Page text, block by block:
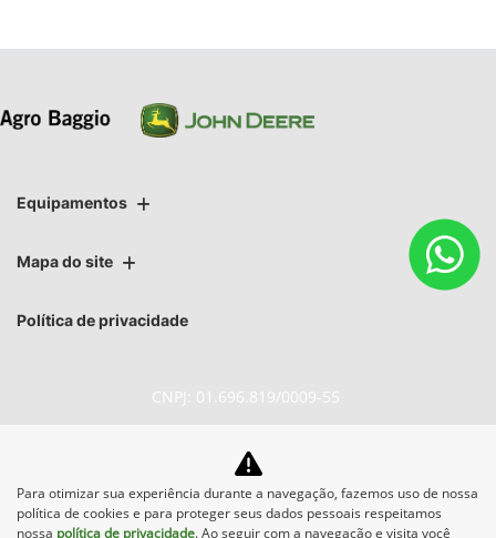
Equipamentos
Mapa do site
Política de privacidade
CNPJ: 01.696.819/0009-55
No trânsito, enxergar o outro
salva vidas.
Para otimizar sua experiência durante a navegação, fazemos uso de nossa
política de cookies e para proteger seus dados pessoais respeitamos
nossa política de privacidade. Ao seguir com a navegação e visita você